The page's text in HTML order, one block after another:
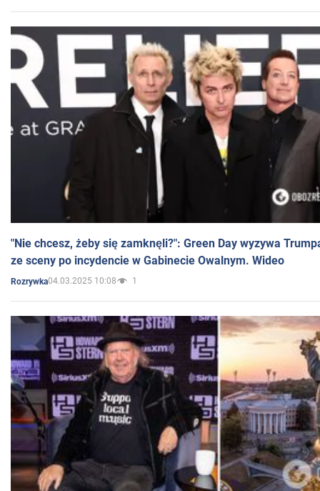
"Nie chcesz, żeby się zamknęli?": Green Day wyzywa
ze sceny po incydencie w Gabinecie Owalnym. Wideo
Rozrywka04.03.2025 10:08 1